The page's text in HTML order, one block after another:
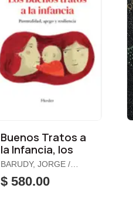
Buenos Tratos a
la Infancia, los
BARUDY, JORGE /
DANTAGNAN,
MARYORIE
$ 580.00